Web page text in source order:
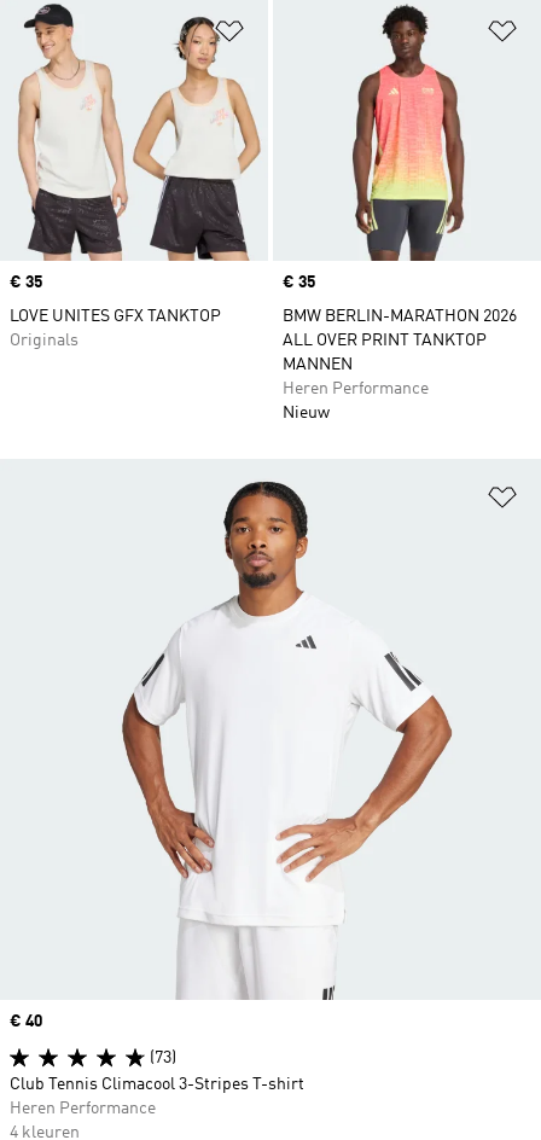
Op verlanglijst zetten
Price
€ 35
LOVE UNITES GFX TANKTOP
Originals
Price
€ 35
BMW BERLIN-MARATHON 2026
ALL OVER PRINT TANKTOP
MANNEN
Heren Performance
Nieuw
Price
€ 40
(73)
Club Tennis Climacool 3-Stripes T-shirt
Heren Performance
4 kleuren